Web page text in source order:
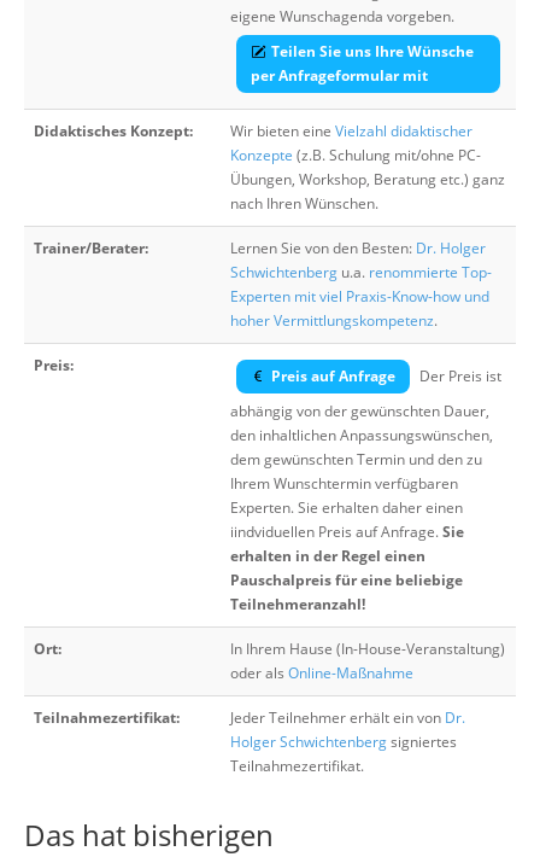
eigene Wunschagenda vorgeben.
Teilen Sie uns Ihre Wünsche
per Anfrageformular mit
Didaktisches Konzept: Wir bieten eine Vielzahl didaktischer
Konzepte (z.B. Schulung mit/ohne PC-
Übungen, Workshop, Beratung etc.) ganz
nach Ihren Wünschen.
Trainer/Berater: Lernen Sie von den Besten: Dr. Holger
Schwichtenberg u.a. renommierte Top-
Experten mit viel Praxis-Know-how und
hoher Vermittlungskompetenz.
Preis:
Preis auf Anfrage
Der Preis ist
abhängig von der gewünschten Dauer,
den inhaltlichen Anpassungswünschen,
dem gewünschten Termin und den zu
Ihrem Wunschtermin verfügbaren
Experten. Sie erhalten daher einen
iindviduellen Preis auf Anfrage.Sie
erhalten in der Regel einen
Pauschalpreis für eine beliebige
Teilnehmeranzahl!
Ort:
In Ihrem Hause (In-House-Veranstaltung)
oder als Online-Maßnahme
Teilnahmezertifikat: Jeder Teilnehmer erhält ein von Dr.
Holger Schwichtenbergsigniertes
Teilnahmezertifikat.
Das hat bisherigen